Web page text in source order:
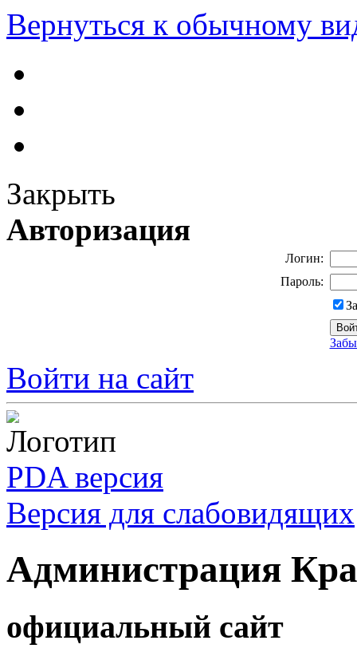
Вернуться к обычному
Закрыть
Авторизация
Логин:
Пароль:
Войти на сайт
PDA версия
Версия для слабовидящих
Администрация
официальный сайт